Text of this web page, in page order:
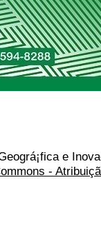
e
-